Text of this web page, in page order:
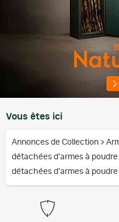
Vous êtes ici
Annonces de Collection >
détachées d'armes à
détachées d'armes à